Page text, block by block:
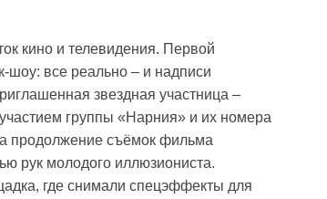
кино и телевидения. Первой
шоу: все реально – и надписи
звездная участница –
группы «Нарния» и их номера
продолжение съёмок фильма
рук молодого иллюзиониста.
где снимали спецэффекты для